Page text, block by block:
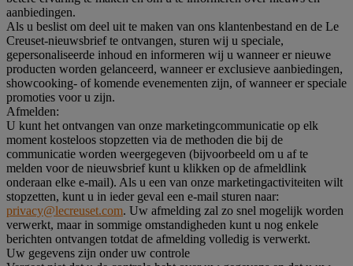
aanbiedingen.
Als u beslist om deel uit te maken van ons klantenbestand en de Le
Creuset-nieuwsbrief te ontvangen, sturen wij u speciale,
gepersonaliseerde inhoud en informeren wij u wanneer er nieuwe
producten worden gelanceerd, wanneer er exclusieve aanbiedingen,
showcooking- of komende evenementen zijn, of wanneer er speciale
promoties voor u zijn.
Afmelden:
U kunt het ontvangen van onze marketingcommunicatie op elk
moment kosteloos stopzetten via de methoden die bij de
communicatie worden weergegeven (bijvoorbeeld om u af te
melden voor de nieuwsbrief kunt u klikken op de afmeldlink
onderaan elke e-mail). Als u een van onze marketingactiviteiten wilt
stopzetten, kunt u in ieder geval een e-mail sturen naar:
privacy@lecreuset.com. Uw afmelding zal zo snel mogelijk worden
verwerkt, maar in sommige omstandigheden kunt u nog enkele
berichten ontvangen totdat de afmelding volledig is verwerkt.
Uw gegevens zijn onder uw controle